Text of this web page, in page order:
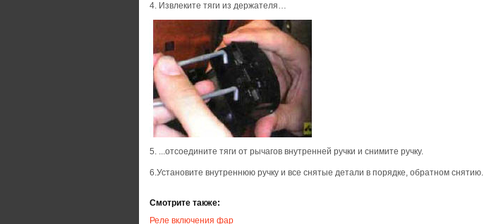
4. Извлеките тяги из держателя…
5. ...отсоедините тяги от рычагов внутренней ручки и снимите ручку.
6.Установите внутреннюю ручку и все снятые детали в порядке, обратном снятию.
Смотрите также:
Реле включения фар